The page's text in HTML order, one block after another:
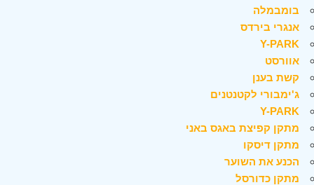
בומבמלה
אנגרי בירדס
Y-PARK
אוורסט
קשת בענן
ג'ימבורי לקטנטנים
Y-PARK
מתקן קפיצת באגס באני
מתקן דיסקו
הכנע את השוער
מתקן כדורסל